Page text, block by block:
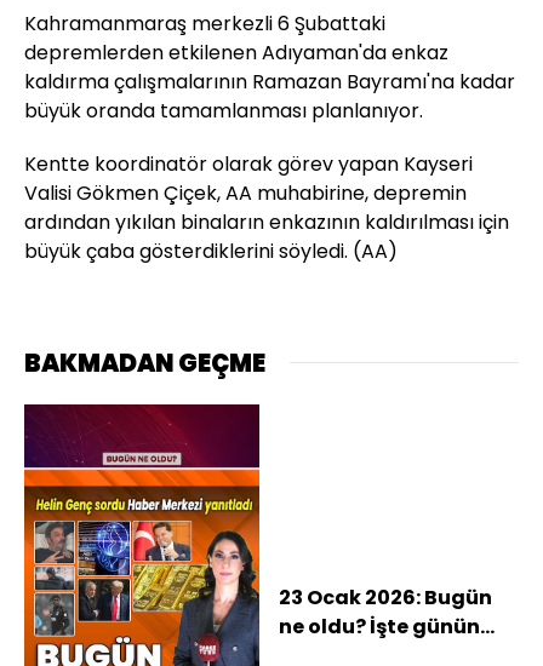
Kahramanmaraş merkezli 6 Şubattaki
depremlerden etkilenen Adıyaman'da enkaz
kaldırma çalışmalarının Ramazan Bayramı'na kadar
büyük oranda tamamlanması planlanıyor.
Kentte koordinatör olarak görev yapan Kayseri
Valisi Gökmen Çiçek, AA muhabirine, depremin
ardından yıkılan binaların enkazının kaldırılması için
büyük çaba gösterdiklerini söyledi. (AA)
BAKMADAN GEÇME
23 Ocak 2026: Bugün
ne oldu? İşte günün